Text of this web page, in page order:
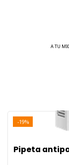
A TU
-19%
Pipeta